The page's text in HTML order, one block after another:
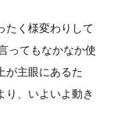
たく様変わりして
ってもなかなか使
が主眼にあるた
り、いよいよ動き